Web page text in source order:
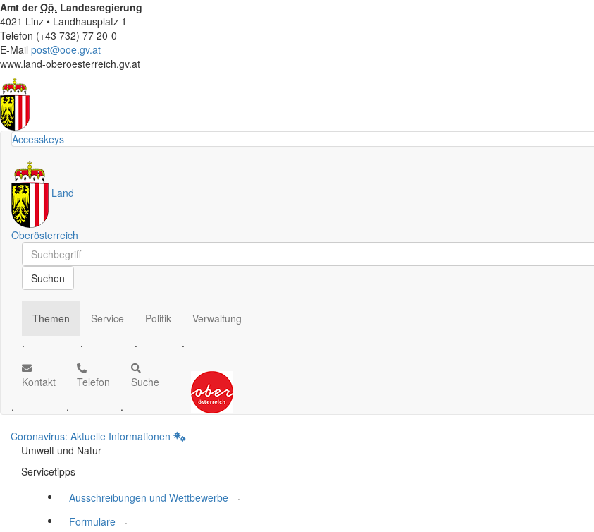
Amt derOö. Landesregierung
4021 Linz • Landhausplatz 1
Telefon (+43 732) 77 20-0
E-Mail post@ooe.gv.at
www.land-oberoesterreich.gv.at
Accesskeys
Land
Oberösterreich
Schnellsuche
Schnellsuche
Suchen
Themen
.
Service
.
Politik
.
Verwaltung
.
Kontakt
.
Telefon
.
Suche
.
Coronavirus: Aktuelle Informationen
Umwelt und Natur
Servicetipps
Ausschreibungen und Wettbewerbe
.
Formulare
.